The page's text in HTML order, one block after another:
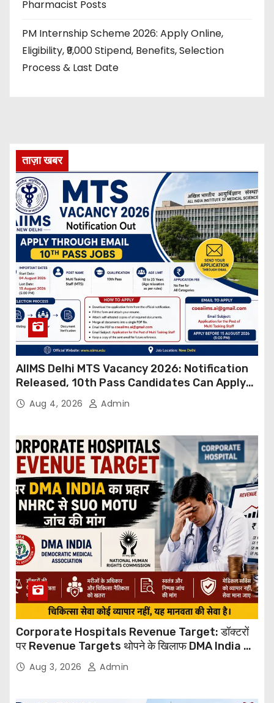
Pharmacist Posts
PM Internship Scheme 2026: Apply Online,
Eligibility, ₹9,000 Stipend, Benefits, Selection
Process & Last Date
ताज़ा खबर
AIIMS Delhi MTS Vacancy 2026: Notification
Released, 10th Pass Candidates Can Apply
Through Email
Aug 4, 2026 Admin
Corporate Hospitals Revenue Target: डॉक्टरों
पर Revenue Targets थोपने के खिलाफ DMA India का
बड़ा कदम, NHRC से Suo Motu जांच की मांग
Aug 3, 2026 Admin